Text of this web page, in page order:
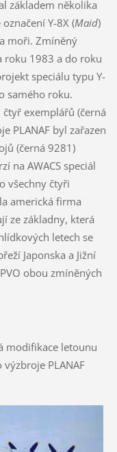
základem několika
Y-8X (Maid)
moři. Zmíněný
roku 1983 a do roku
speciálu typu Y-
samého roku.
exemplářů (černá
PLANAF byl zařazen
(černá 9281)
na AWACS speciál
všechny čtyři
americká firma
ze základny, která
letech se
Japonska a Jižní
obou zmíněných
modifikace letounu
PLANAF